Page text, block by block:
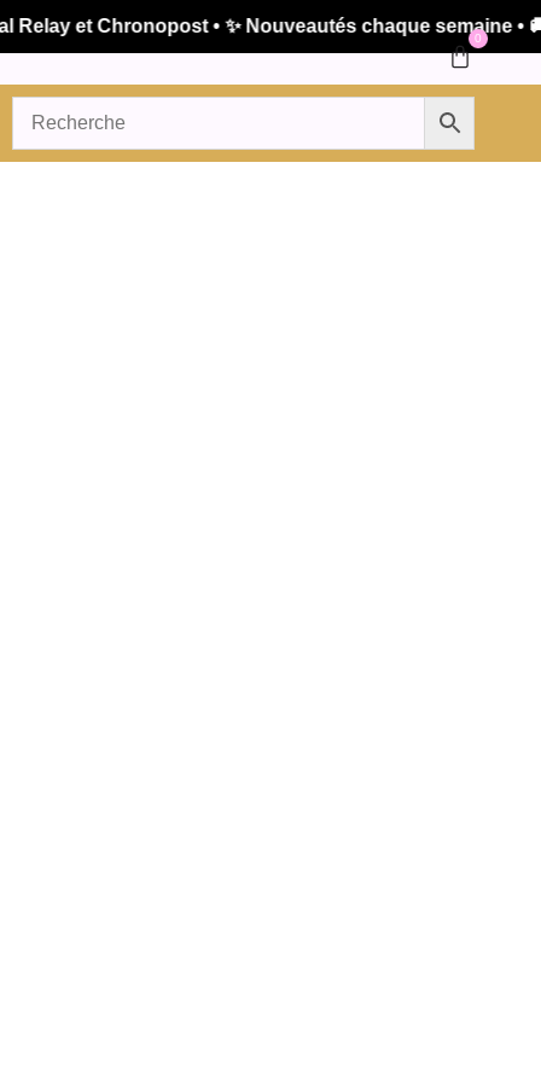
et Chronopost • ✨ Nouveautés chaque semaine • 🚚
0